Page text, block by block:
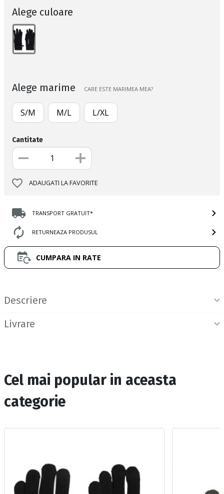
Alege culoare
Alege marime CARE ESTE MARIMEA MEA?
S/M M/L L/XL
Cantitate
ADAUGATI LA FAVORITE
TRANSPORT GRATUIT*
RETURNEAZA PRODUSUL
CUMPARA IN RATE
Descriere
Livrare
Cel mai popular in aceasta
categorie